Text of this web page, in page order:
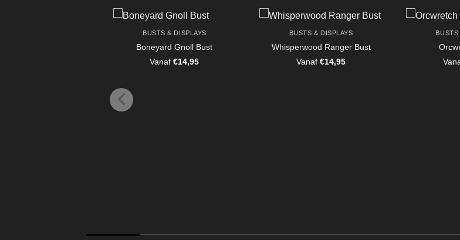
BUSTS & DISPLAYS
Boneyard Gnoll Bust
Vanaf€14,95
BUSTS & DISPLAYS
Whisperwood Ranger Bust
Vanaf€14,95